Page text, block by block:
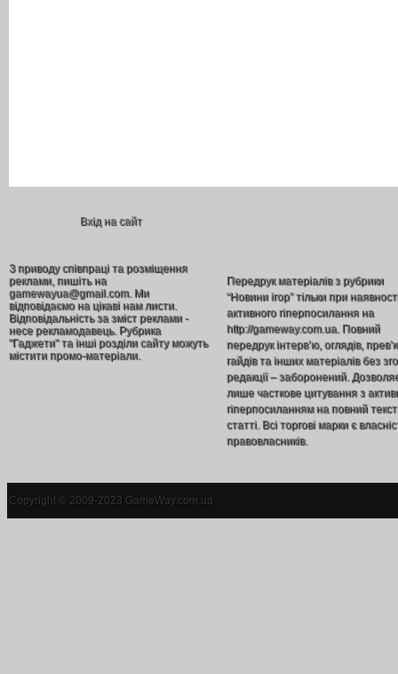
Вхід на сайт
З приводу співпраці та розміщення
реклами, пишіть на
gamewayua@gmail.com. Ми
відповідаємо на цікаві нам листи.
Відповідальність за зміст реклами -
несе рекламодавець. Рубрика
"Гаджети" та інші розділи сайту можуть
містити промо-матеріали.
Передрук матеріалів з рубрики
“Новини ігор” тільки при
активного гіперпосилання на
http://gameway.com.ua. Повний
передрук інтерв’ю, оглядів,
гайдів та інших матеріалів без
редакції – заборонений.
лише часткове цитування з
гіперпосиланням на повний текст
статті. Всі торгові марки є
правовласників.
Copyright © 2009-2023 GameWay.com.ua